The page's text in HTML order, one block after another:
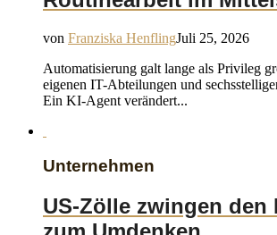
von Franziska HenflingJuli 25, 2026
Automatisierung galt lange als Privileg
eigenen IT-Abteilungen und
Ein KI-Agent verändert...
Unternehmen
US-Zölle zwingen den